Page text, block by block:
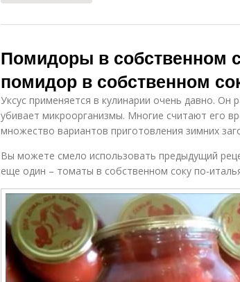
Помидоры в собственном
помидор в собственном
Уксус применяется в кулинарии очень давно. Он
убивает микроорганизмы. Многие считают его
множество вариантов приготовления зимних
Вы можете смело использовать предыдущий
еще один – томаты в собственном соку по-